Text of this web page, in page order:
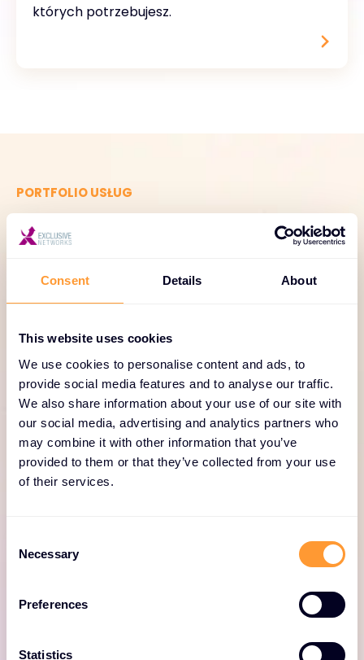
Consent Details About
This website uses cookies
We use cookies to personalise content and ads, to
provide social media features and to analyse our traffic.
We also share information about your use of our site with
our social media, advertising and analytics partners who
may combine it with other information that you’ve
provided to them or that they’ve collected from your use
of their services.
Necessary
Preferences
Statistics
których potrzebujesz.
PORTFOLIO USŁUG
Dedykowane i
ukierunkowane usługi
pomagające w rozwoju
firmy
Nasi inżynierowie przedsprzedażowi wspierają Cię w
projektowaniu rozwiązań, które zwiększają
możliwości projektowe i wygrywają duże projekty.
Przyspiesz cykle sprzedaży dzięki demonstracjom
na miejscu i polegaj na nas w zakresie Proof of
Concepts (POC), wstępnej konfiguracji i staging.
Zapoznaj się z naszym portfolio usług F5 tutaj.